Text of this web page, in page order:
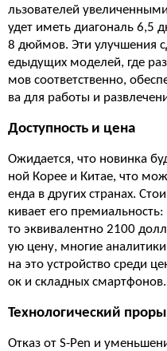
льзователей
удет иметь диагональ 6,5
8 дюймов. Эти улучшения
едыдущих моделей, где
мов соответственно,
ва для работы и
Доступность и цена
Ожидается, что новинка
ной Корее и Китае, что
енда в других странах.
кивает его
то эквивалентно 2100
ую цену, многие
на это устройство среди
ок и складных смартфонов​.
Технологический
Отказ от S-Pen и